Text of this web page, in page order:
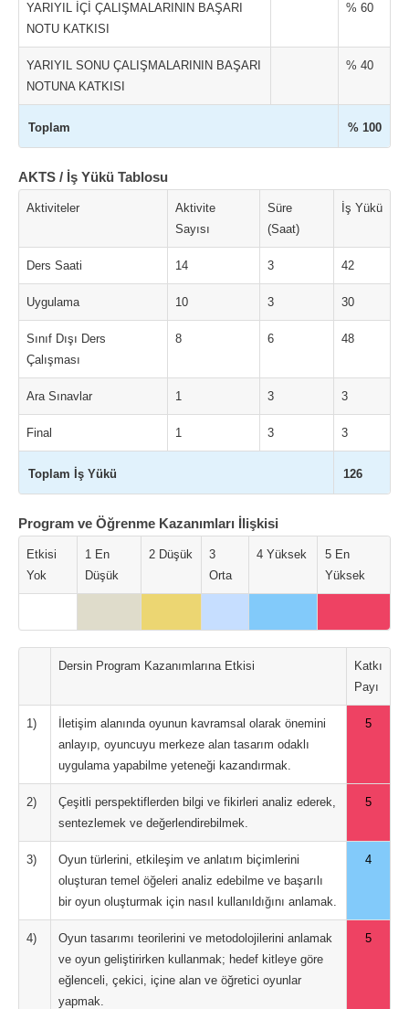
YARIYIL İÇİ ÇALIŞMALARININ BAŞARI
NOTU KATKISI
% 60
YARIYIL SONU ÇALIŞMALARININ BAŞARI
NOTUNA KATKISI
% 40
Toplam % 100
AKTS / İş Yükü Tablosu
Aktiviteler
Aktivite
Sayısı
Süre
(Saat)
İş Yükü
Ders Saati 14 3 42
Uygulama 10 3 30
Sınıf Dışı Ders
Çalışması
8 6 48
Ara Sınavlar 1 3 3
Final 1 3 3
Toplam İş Yükü 126
Program ve Öğrenme Kazanımları İlişkisi
Etkisi
Yok
1 En
Düşük
2 Düşük
3
Orta
4 Yüksek
5 En
Yüksek
Dersin Program Kazanımlarına Etkisi
Katkı
Payı
1)
İletişim alanında oyunun kavramsal olarak önemini
anlayıp, oyuncuyu merkeze alan tasarım odaklı
uygulama yapabilme yeteneği kazandırmak.
5
2)
Çeşitli perspektiflerden bilgi ve fikirleri analiz ederek,
sentezlemek ve değerlendirebilmek.
5
3)
Oyun türlerini, etkileşim ve anlatım biçimlerini
oluşturan temel öğeleri analiz edebilme ve başarılı
bir oyun oluşturmak için nasıl kullanıldığını anlamak.
4
4)
Oyun tasarımı teorilerini ve metodolojilerini anlamak
ve oyun geliştirirken kullanmak; hedef kitleye göre
eğlenceli, çekici, içine alan ve öğretici oyunlar
yapmak.
5